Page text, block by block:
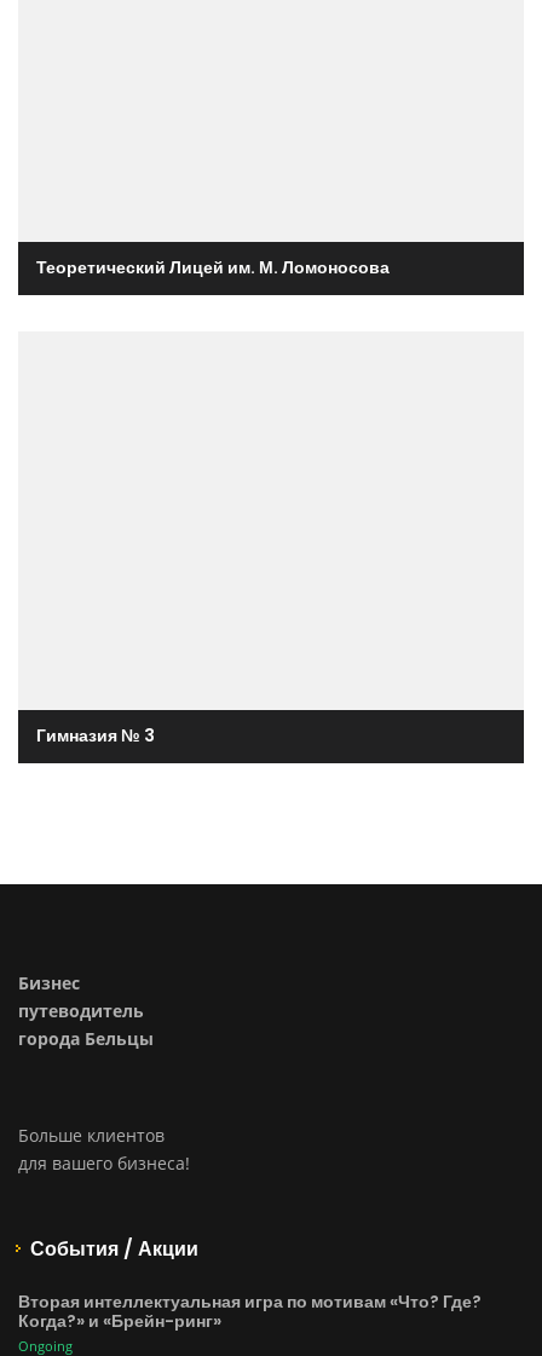
Теоретический Лицей им. М. Ломоносова
Гимназия № 3
Бизнес
путеводитель
города Бельцы
Больше клиентов
для вашего бизнеса!
События / Акции
Вторая интеллектуальная игра по мотивам «Что? Где?
Когда?» и «Брейн-ринг»
Ongoing